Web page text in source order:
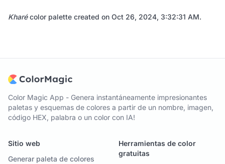
Kharécolor palette created on Oct 26, 2024, 3:32:31 AM.
Color Magic App - Genera instantáneamente impresionantes
paletas y esquemas de colores a partir de un nombre, imagen,
código HEX, palabra o un color con IA!
Sitio web
Generar paleta de colores
Herramientas de color
gratuitas